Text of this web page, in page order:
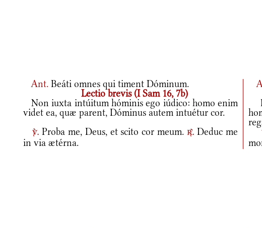
Ant. Beáti omnes qui timent Dóminum.
Lectio brevis (I Sam 16, 7b)
Non iuxta intúitum hóminis ego iúdico: homo enim
videt ea, quæ parent, Dóminus autem intuétur cor.
v.Proba me, Deus, et scito cor meum.r. Deduc me
in via ætérna.